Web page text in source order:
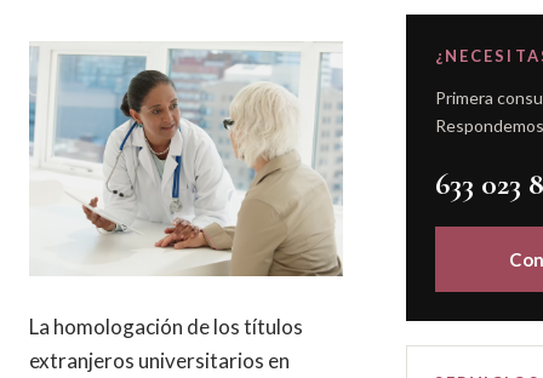
La homologación de los títulos
extranjeros universitarios en
Primera
633 023